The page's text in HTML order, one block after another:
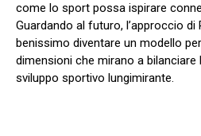
come lo sport possa ispirare
Guardando al futuro, l’approccio
benissimo diventare un modello
dimensioni che mirano a
sviluppo sportivo lungimirante.